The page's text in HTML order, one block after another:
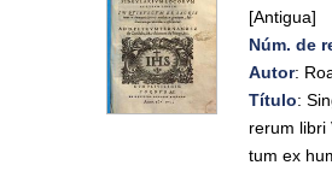
[Antigua]
Núm. de
Autor:
Título:
rerum libri
tum ex